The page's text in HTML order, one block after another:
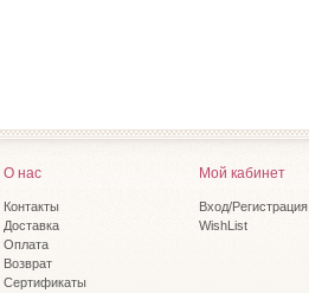
О нас
Контакты
Доставка
Оплата
Возврат
Сертификаты
Мой кабинет
Вход/Регистрация
WishList